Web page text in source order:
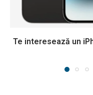
Te interesează un